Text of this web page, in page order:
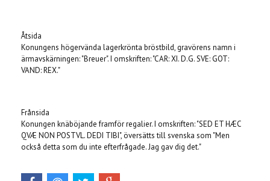
Åtsida
Konungens högervända lagerkrönta bröstbild, gravörens namn i
ärmavskärningen: "Breuer". I omskriften: "CAR: XI. D.G. SVE: GOT:
VAND: REX."
Frånsida
Konungen knäböjande framför regalier. I omskriften: "SED ET HÆC
QVÆ NON POSTVL. DEDI TIBI", översätts till svenska som "Men
också detta som du inte efterfrågade. Jag gav dig det."